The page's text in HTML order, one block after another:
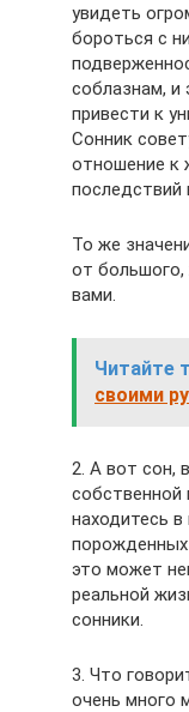
увидеть
бороться с
соблазнам, и
привести к
Сонник
отношение к
То же
от большого,
вами.
Читайте
своими
2. А вот сон,
собственной
находитесь
это может
реальной
сонники.
3. Что
очень много